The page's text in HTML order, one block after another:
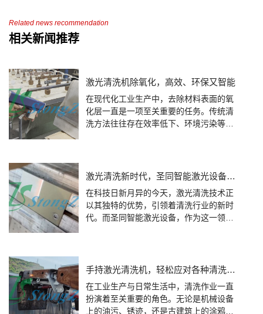
Related news recommendation
相关新闻推荐
激光清洗机除氧化，高效、环保又智能
在现代化工业生产中，去除材料表面的氧
化层一直是一项至关重要的任务。传统清
洗方法往往存在效率低下、环境污染等弊
激光清洗新时代，圣同智能激光设备让工作更高效
在科技日新月异的今天，激光清洗技术正
以其独特的优势，引领着清洗行业的新时
代。而圣同智能激光设备，作为这一领域
手持激光清洗机，轻松应对各种清洗难题
在工业生产与日常生活中，清洗作业一直
扮演着至关重要的角色。无论是机械设备
上的油污、锈迹，还是古建筑上的涂鸦、